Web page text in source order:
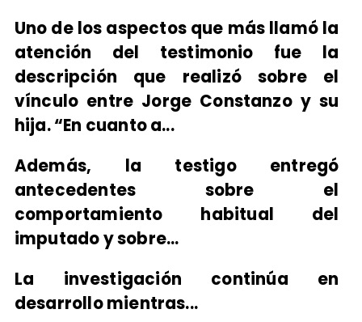
Uno de los aspectos que más llamó la
atención del testimonio fue la
descripción que realizó sobre el
vínculo entre Jorge Constanzo y su
hija.“En cuanto a...
Además, la testigo entregó
antecedentes sobre el
comportamiento habitual del
imputado y sobre...
La investigación continúa en
desarrollo mientras...